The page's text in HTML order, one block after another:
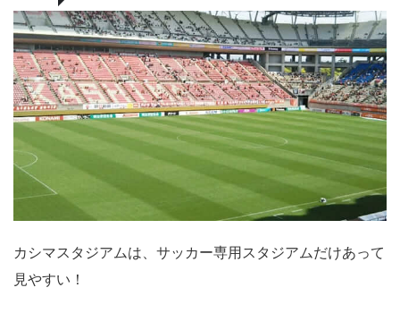
カシマスタジアムは、サッカー専用スタジアムだけあって
見やすい！